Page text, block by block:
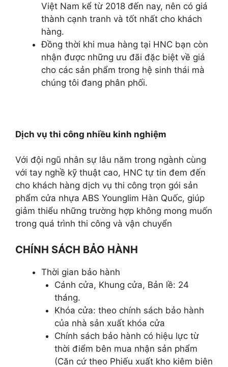
Việt Nam kể từ 2018 đến nay, nên có giá
thành cạnh tranh và tốt nhất cho khách
hàng.
Đồng thời khi mua hàng tại HNC bạn còn
nhận được những ưu đãi đặc biệt về giá
cho các sản phẩm trong hệ sinh thái mà
chúng tôi đang phân phối.
Dịch vụ thi công nhiều kinh nghiệm
Với đội ngũ nhân sự lâu năm trong ngành cùng
với tay nghề kỹ thuật cao, HNC tự tin đem đến
cho khách hàng dịch vụ thi công trọn gói sản
phẩm cửa nhựa ABS Younglim Hàn Quốc, giúp
giảm thiểu những trường hợp không mong muốn
trong quá trình thi công và vận chuyển
CHÍNH SÁCH BẢO HÀNH
Thời gian bảo hành
Cánh cửa, Khung cửa, Bản lề: 24
tháng.
Khóa cửa: theo chính sách bảo hành
của nhà sản xuất khóa cửa
Chính sách bảo hành có hiệu lực từ
thời điểm bên mua nhận sản phẩm
(Căn cứ theo Phiếu xuất kho kiêm biên